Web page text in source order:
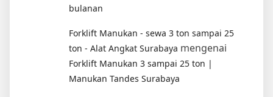
bulanan
Forklift Manukan - sewa 3 ton sampai 25
ton - Alat Angkat Surabaya mengenai
Forklift Manukan 3 sampai 25 ton |
Manukan Tandes Surabaya